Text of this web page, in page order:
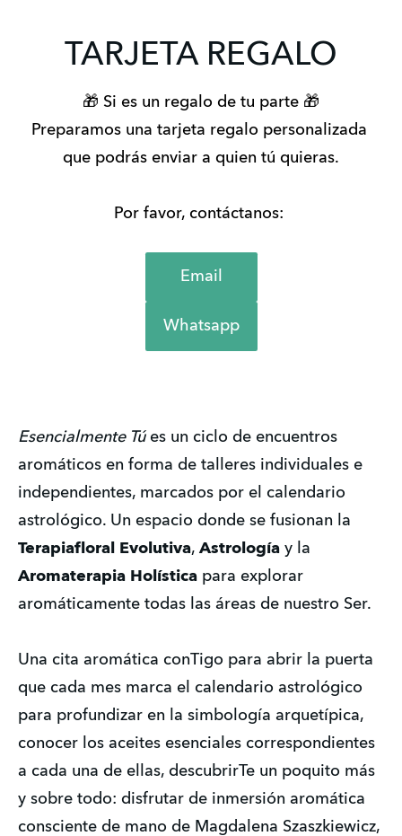
TARJETA REGALO
🎁 Si es un regalo de tu parte 🎁
Preparamos una tarjeta regalo personalizada
que podrás enviar a quien tú quieras.
Por favor, contáctanos:
Email
Whatsapp
Esencialmente Tú es un ciclo de encuentros
aromáticos en forma de talleres individuales e
independientes, marcados por el calendario
Terapiafloral Evolutiva, Astrología y la
Aromaterapia Holística para explorar
aromáticamente todas las áreas de nuestro Ser.
Una cita aromática conTigo para abrir la puerta
que cada mes marca el calendario astrológico
para profundizar en la simbología arquetípica,
conocer los aceites esenciales correspondientes
a cada una de ellas, descubrirTe un poquito más
y sobre todo: disfrutar de inmersión aromática
consciente de mano de Magdalena Szaszkiewicz,